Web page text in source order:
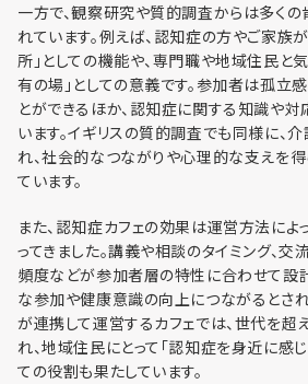
一方で、観察研究や質的調査からは多く
れています。例えば、認知症の方やご家族
所」としての機能や、専門職や地域住民と
有の場」としての意義です。参加者は孤立
とができるほか、認知症に関する知識や
います。イギリスの質的調査でも同様に、
れ、社会的なつながりや心理的な支えを
ています。
また、認知症カフェの効果は運営方法によ
ってきました。講義や相談のタイミング、
頻度などが参加者層の特性に合わせて設
な参加や健康意識の向上につながるとさ
が連携して運営するカフェでは、世代を超
れ、地域住民にとって「認知症を身近に感
ての役割も果たしています。